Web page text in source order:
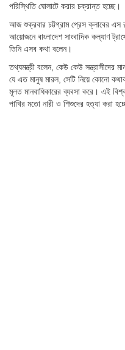
পরিস্থিতি ঘোলাটে করার চক্রান্ত হচ্ছে।
আজ শুক্রবার চট্টগ্রাম প্রেস ক্লাবের এস
আয়োজনে বাংলাদেশ সাংবাদিক কল্যাণ
তিনি এসব কথা বলেন।
তথ্যমন্ত্রী বলেন, কেউ কেউ সন্ত্রাসীদের
যে এত মানুষ মারল, সেটি নিয়ে কোনো
মূলত মানবাধিকারের ব্যবসা করে। এই
পাখির মতো নারী ও শিশুদের হত্যা করা